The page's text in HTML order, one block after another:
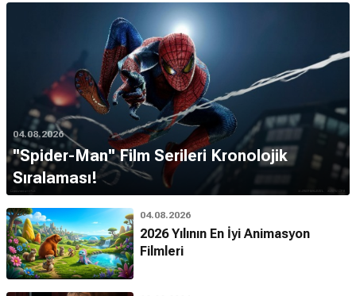
04.08.2026
''Spider-Man'' Film Serileri Kronolojik
Sıralaması!
04.08.2026
2026 Yılının En İyi Animasyon
Filmleri